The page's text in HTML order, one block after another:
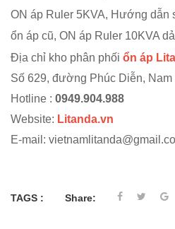
ON áp Ruler 5KVA, Hướng dẫn
ổn áp cũ, ON áp Ruler 10KVA
Địa chỉ kho phân phối ổn áp
Số 629, đường Phúc Diễn,
Hotline : 0949.904.988
Website: Litanda.vn
E-mail:
TAGS : Share: